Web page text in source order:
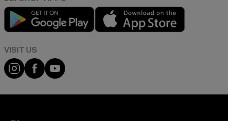
Play market
Visit our Instagram page:
Visit our Facebook page:
Visit our YouTube channel: